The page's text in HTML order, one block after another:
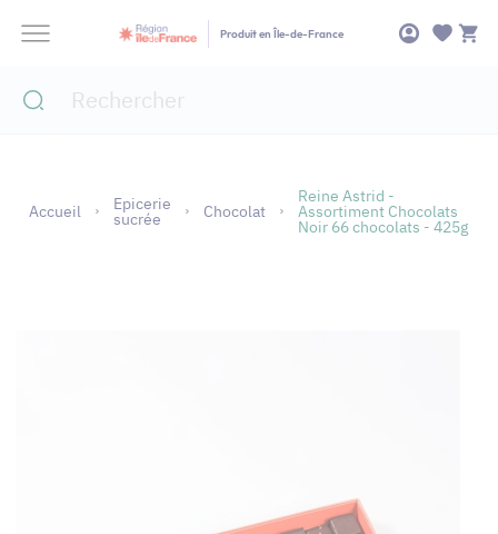
Produit en Île-de-France
Accueil Epicerie
sucrée Chocolat
Reine Astrid -
Assortiment Chocolats
Noir 66 chocolats - 425g